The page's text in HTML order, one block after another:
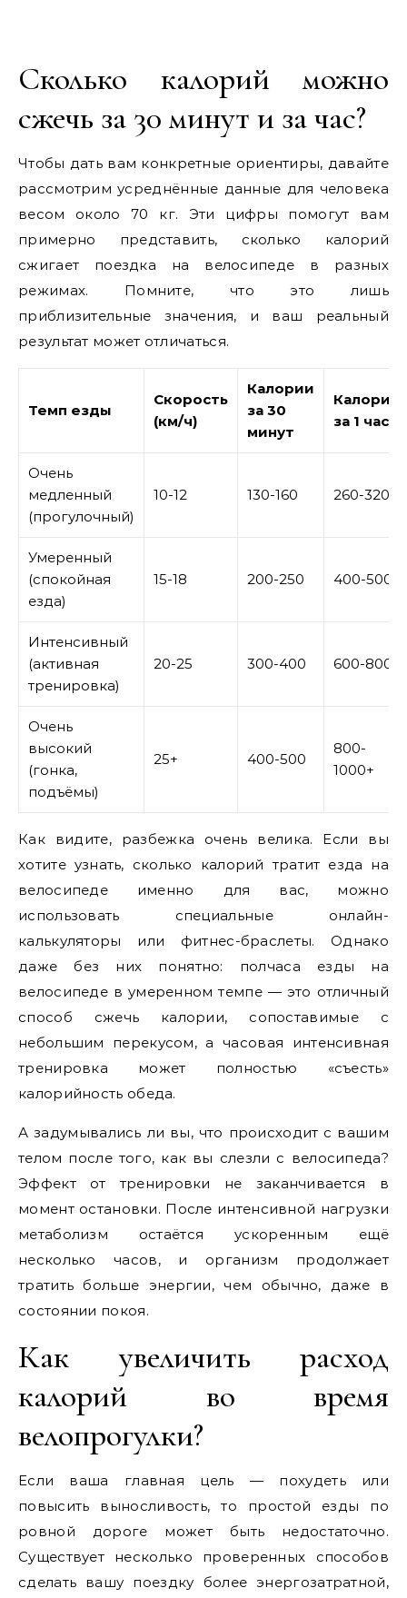
Сколько калорий можно
сжечь за 30 минут и за час?
Чтобы дать вам конкретные ориентиры, давайте
рассмотрим усреднённые данные для человека
весом около 70 кг. Эти цифры помогут вам
примерно представить, сколько калорий
сжигает поездка на велосипеде в разных
режимах. Помните, что это лишь
приблизительные значения, и ваш реальный
результат может отличаться.
Темп езды
Скорость
(км/ч)
Калории
за 30
минут
Калории
за 1 час
Очень
медленный
(прогулочный)
10-12 130-160 260-320
Умеренный
(спокойная
езда)
15-18 200-250 400-500
Интенсивный
(активная
тренировка)
20-25 300-400 600-800
Очень
высокий
(гонка,
подъёмы)
25+ 400-500
800-
1000+
Как видите, разбежка очень велика. Если вы
хотите узнать, сколько калорий тратит езда на
велосипеде именно для вас, можно
использовать специальные онлайн-
калькуляторы или фитнес-браслеты. Однако
даже без них понятно: полчаса езды на
велосипеде в умеренном темпе — это отличный
способ сжечь калории, сопоставимые с
небольшим перекусом, а часовая интенсивная
тренировка может полностью «съесть»
калорийность обеда.
А задумывались ли вы, что происходит с вашим
телом после того, как вы слезли с велосипеда?
Эффект от тренировки не заканчивается в
момент остановки. После интенсивной нагрузки
метаболизм остаётся ускоренным ещё
несколько часов, и организм продолжает
тратить больше энергии, чем обычно, даже в
состоянии покоя.
Как увеличить расход
калорий во время
велопрогулки?
Если ваша главная цель — похудеть или
повысить выносливость, то простой езды по
ровной дороге может быть недостаточно.
Существует несколько проверенных способов
сделать вашу поездку более энергозатратной,